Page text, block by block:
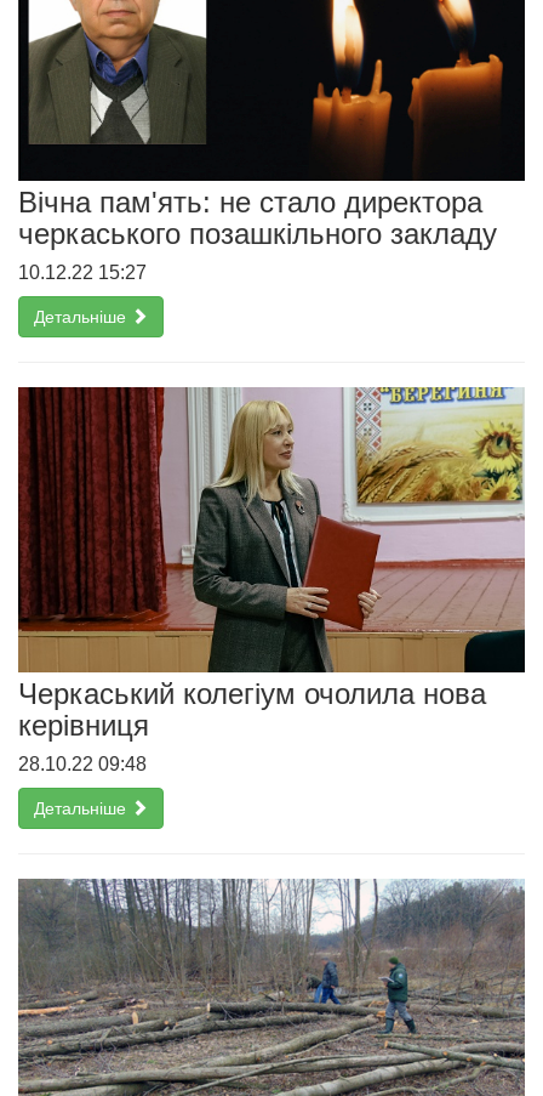
Вічна пам'ять: не стало директора
черкаського позашкільного закладу
10.12.22 15:27
Детальніше
Черкаський колегіум очолила нова
керівниця
28.10.22 09:48
Детальніше